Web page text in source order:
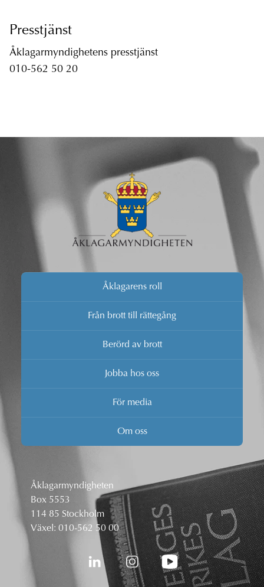
Presstjänst
Åklagarmyndighetens presstjänst
010-562 50 20
Åklagarens roll
Från brott till rättegång
Berörd av brott
Jobba hos oss
För media
Om oss
Åklagarmyndigheten
Box 5553
114 85 Stockholm
Växel: 010-562 50 00